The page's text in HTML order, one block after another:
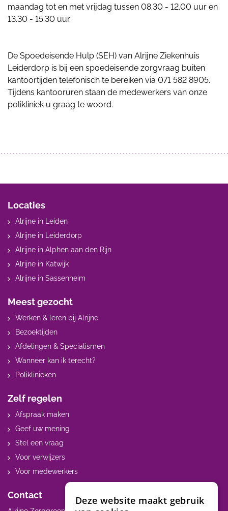
maandag tot en met vrijdag tussen 08.30 - 12.00 uur en
13.30 - 15.30 uur.
De Spoedeisende Hulp (SEH) van Alrijne Ziekenhuis
Leiderdorp is bij een spoedeisende zorgvraag buiten
kantoortijden telefonisch te bereiken via 071 582 8905.
Tijdens kantooruren staan de medewerkers van onze
polikliniek u graag te woord.
Locaties
Alrijne in Leiden
Alrijne in Leiderdorp
Alrijne in Alphen aan den Rijn
Alrijne in Katwijk
Alrijne in Sassenheim
Meest gezocht
Werken & leren bij Alrijne
Bezoektijden
Afdelingen & Specialismen
Wanneer kan ik terecht?
Poliklinieken
Zelf regelen
Afspraak maken
Geef uw mening
Stel een vraag
Voor verwijzers
Voor medewerkers
Contact
Deze website maakt gebruik